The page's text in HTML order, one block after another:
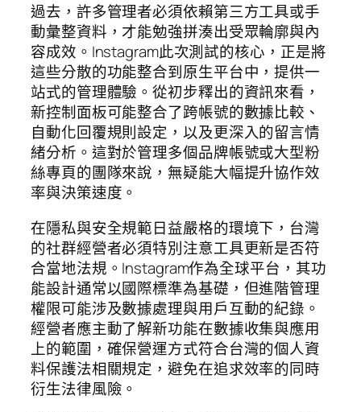
過去，許多管理者必須依賴第三方工具或手
動彙整資料，才能勉強拼湊出受眾輪廓與內
容成效。Instagram此次測試的核心，正是將
這些分散的功能整合到原生平台中，提供一
站式的管理體驗。從初步釋出的資訊來看，
新控制面板可能整合了跨帳號的數據比較、
自動化回覆規則設定，以及更深入的留言情
緒分析。這對於管理多個品牌帳號或大型粉
絲專頁的團隊來說，無疑能大幅提升協作效
率與決策速度。
在隱私與安全規範日益嚴格的環境下，台灣
的社群經營者必須特別注意工具更新是否符
合當地法規。Instagram作為全球平台，其功
能設計通常以國際標準為基礎，但進階管理
權限可能涉及數據處理與用戶互動的紀錄。
經營者應主動了解新功能在數據收集與應用
上的範圍，確保營運方式符合台灣的個人資
料保護法相關規定，避免在追求效率的同時
衍生法律風險。